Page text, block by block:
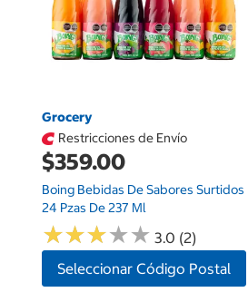
Grocery
Restricciones de Envío
$359.00
Boing Bebidas De Sabores Surtidos
24 Pzas De 237 Ml
★★★★★
★★★★★ 3.0 (2)
Seleccionar Código Postal